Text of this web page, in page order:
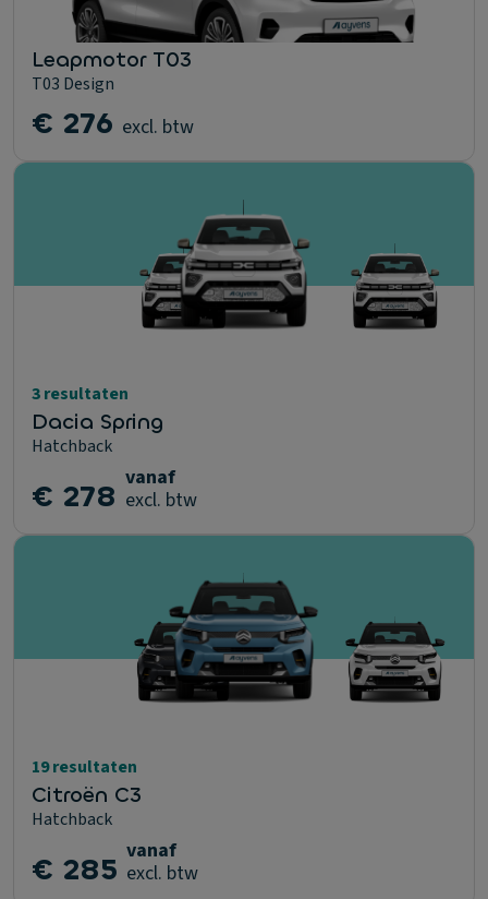
Leapmotor T03
T03 Design
€ 276 excl. btw
3 resultaten
Dacia Spring
Hatchback
€ 278 vanaf
excl. btw
19 resultaten
Citroën C3
Hatchback
€ 285 vanaf
excl. btw